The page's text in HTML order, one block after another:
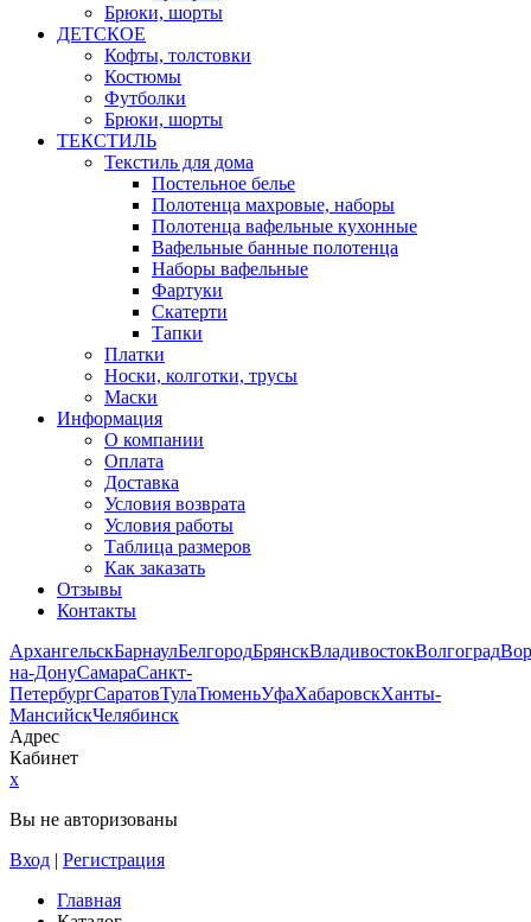
Брюки, шорты
ДЕТСКОЕ
Кофты, толстовки
Костюмы
Футболки
Брюки, шорты
ТЕКСТИЛЬ
Текстиль для дома
Постельное белье
Полотенца махровые, наборы
Полотенца вафельные кухонные
Вафельные банные полотенца
Наборы вафельные
Фартуки
Скатерти
Тапки
Платки
Носки, колготки, трусы
Маски
Информация
О компании
Оплата
Доставка
Условия возврата
Условия работы
Таблица размеров
Как заказать
Отзывы
Контакты
АрхангельскБарнаулБелгородБрянскВладивостокВолгоград
на-ДонуСамараСанкт-
ПетербургСаратовТулаТюменьУфаХабаровскХанты-
МансийскЧелябинск
Адрес
Кабинет
x
Вы не авторизованы
Вход | Регистрация
Главная